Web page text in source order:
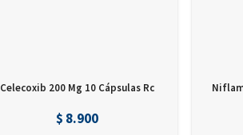
Celecoxib 200 Mg 10 Cápsulas Rc
$ 8.900